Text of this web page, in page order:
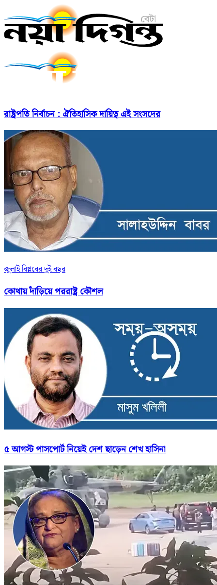
রাষ্ট্রপতি নির্বাচন : ঐতিহাসিক দায়িত্ব এই সংসদের
জুলাই বিপ্লবের দুই বছর
কোথায় দাঁড়িয়ে পররাষ্ট্র কৌশল
৫ আগস্ট পাসপোর্ট নিয়েই দেশ ছাড়েন শেখ হাসিনা